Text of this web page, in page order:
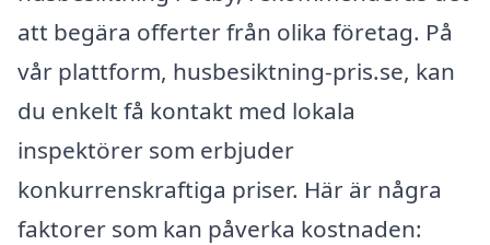
att begära offerter från olika företag. På
vår plattform, husbesiktning-pris.se, kan
du enkelt få kontakt med lokala
inspektörer som erbjuder
konkurrenskraftiga priser. Här är några
faktorer som kan påverka kostnaden: